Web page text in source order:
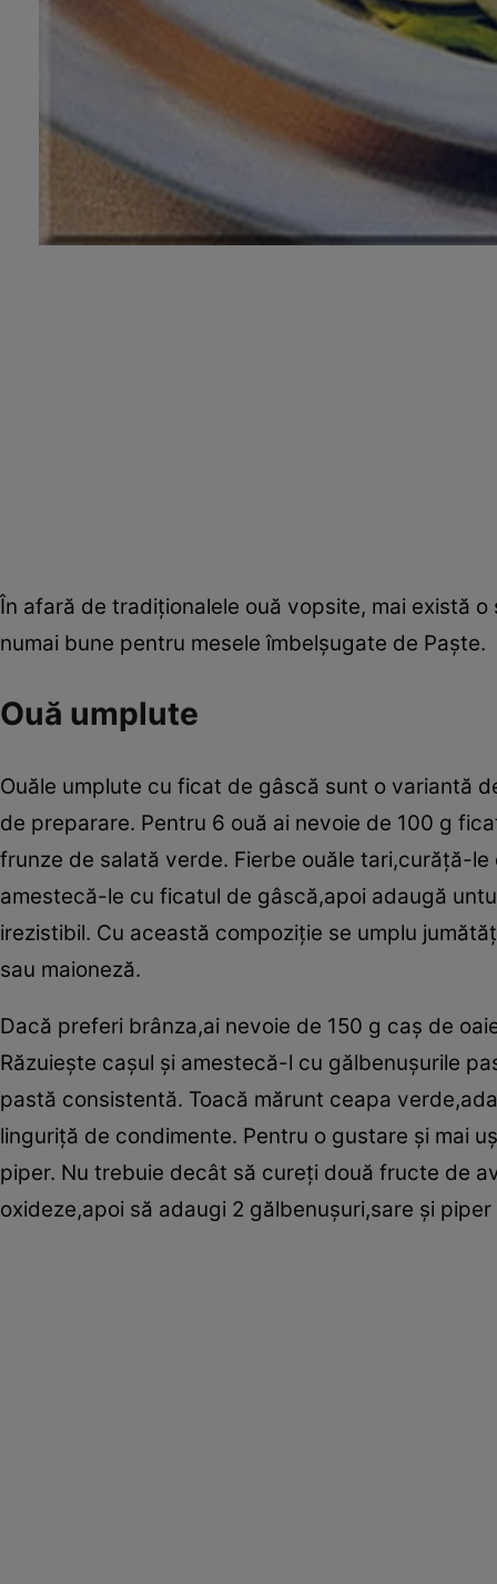
În afară de tradiţionalele ouă vopsite, mai există
numai bune pentru mesele îmbelşugate de Paşte.
Ouă umplute
Ouăle umplute cu ficat de gâscă sunt o variantă
de preparare. Pentru 6 ouă ai nevoie de 100 g
frunze de salată verde. Fierbe ouăle tari,curăţă-
amestecă-le cu ficatul de gâscă,apoi adaugă
irezistibil. Cu această compoziţie se umplu
sau maioneză.
Dacă preferi brânza,ai nevoie de 150 g caş de
Răzuieşte caşul şi amestecă-l cu gălbenuşurile
pastă consistentă. Toacă mărunt ceapa
linguriţă de condimente. Pentru o gustare şi mai
piper. Nu trebuie decât să cureţi două fructe de
oxideze,apoi să adaugi 2 gălbenuşuri,sare şi